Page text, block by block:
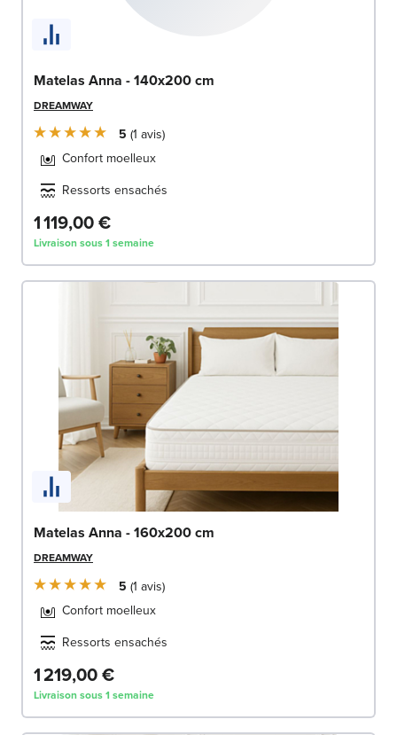
Matelas Anna - 140x200 cm
DREAMWAY
5 1 avis
Confort moelleux
Ressorts ensachés
1 119,00 €
Livraison sous 1 semaine
Matelas Anna - 160x200 cm
DREAMWAY
5 1 avis
Confort moelleux
Ressorts ensachés
1 219,00 €
Livraison sous 1 semaine